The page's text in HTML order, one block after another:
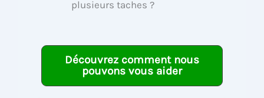
plusieurs taches ?
Découvrez comment nous
pouvons vous aider